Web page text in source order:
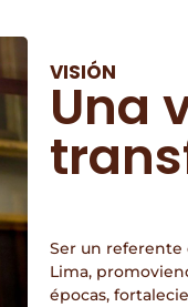
VISIÓN
Una
Ser un
Lima,
épocas,